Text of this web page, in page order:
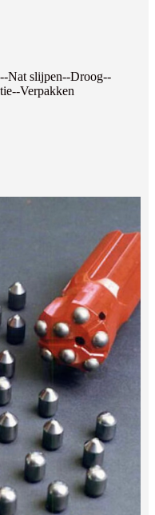
Nat slijpen--Droog--
Verpakken